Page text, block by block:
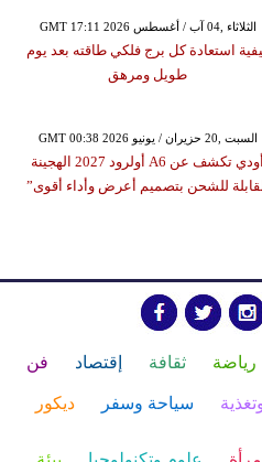
GMT 17:11 2026 الثلاثاء ,04 آب / أغسطس
استعادة كل برج فلكي طاقته بعد يوم
طويل ومرهق
GMT 00:38 2026 السبت ,20 حزيران / يونيو
أودي تكشف عن A6 أولرود 2027 الهجينة
للشحن بتصميم أعرض وأداء أقوى”
رياضة ثقافة إقتصاد فن
سياحة وسفر ديكور